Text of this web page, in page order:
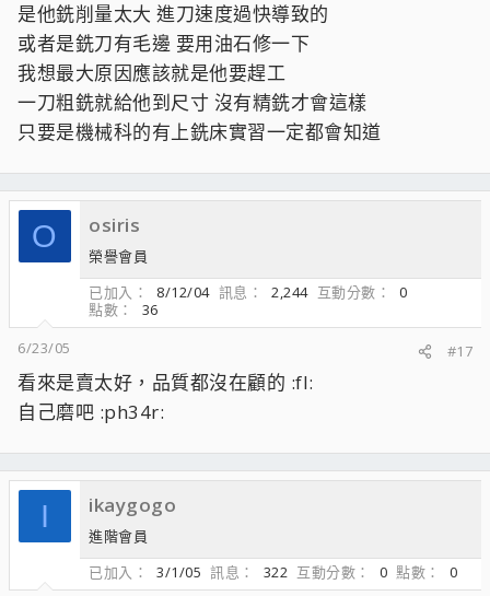
是他銑削量太大 進刀速度過快導致的
或者是銑刀有毛邊 要用油石修一下
我想最大原因應該就是他要趕工
一刀粗銑就給他到尺寸 沒有精銑才會這樣
只要是機械科的有上銑床實習一定都會知道
O osiris
榮譽會員
已加入
8/12/04 訊息 2,244 互動分數
0
點數
36
6/23/05
#17
看來是賣太好，品質都沒在顧的 :fl:
自己磨吧 :ph34r:
I ikaygogo
進階會員
已加入
3/1/05 訊息 322 互動分數 0 點數
0